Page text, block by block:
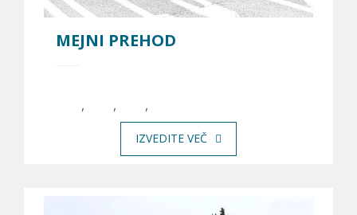
MEJNI PREHOD
, , ,
IZVEDITE VEČ